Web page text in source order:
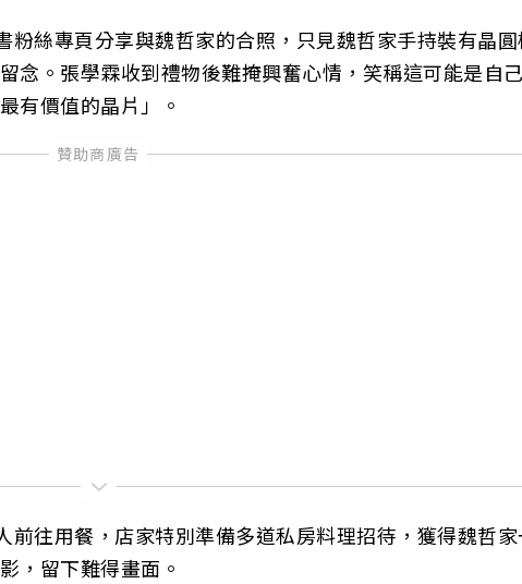
粉絲專頁分享與魏哲家的合照，只見魏哲家手持裝有晶
念。張學霖收到禮物後難掩興奮心情，笑稱這可能是自
有價值的晶片」。
前往用餐，店家特別準備多道私房料理招待，獲得魏哲
，留下難得畫面。